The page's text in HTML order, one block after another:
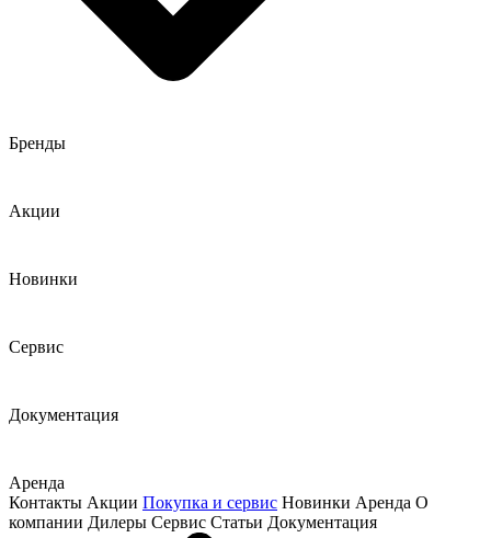
Бренды
Акции
Новинки
Сервис
Документация
Аренда
Контакты Акции Покупка и сервис Новинки Аренда О
компании Дилеры Сервис Статьи Документация